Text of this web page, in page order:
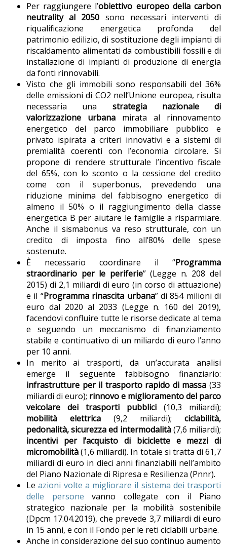
Per raggiungere l’obiettivo europeo della carbon
neutrality al 2050 sono necessari interventi di
riqualificazione energetica profonda del
patrimonio edilizio, di sostituzione degli impianti di
riscaldamento alimentati da combustibili fossili e di
installazione di impianti di produzione di energia
da fonti rinnovabili.
Visto che gli immobili sono responsabili del 36%
delle emissioni di CO2 nell’Unione europea, risulta
necessaria una strategia nazionale di
valorizzazione
urbana mirata al rinnovamento
energetico del parco immobiliare pubblico e
privato ispirata a criteri innovativi e a sistemi di
premialità coerenti con l’economia circolare. Si
propone di rendere strutturale l’incentivo fiscale
del 65%, con lo sconto o la cessione del credito
come con il superbonus, prevedendo una
riduzione minima del fabbisogno energetico di
almeno il 50% o il raggiungimento della classe
energetica B per aiutare le famiglie a risparmiare.
Anche il sismabonus va reso strutturale, con un
credito di imposta fino all’80% delle spese
sostenute.
È necessario coordinare il “Programma
straordinario per le periferie” (Legge n. 208 del
2015) di 2,1 miliardi di euro (in corso di attuazione)
e il “Programma rinascita urbana” di 854 milioni di
euro dal 2020 al 2033 (Legge n. 160 del 2019),
facendovi confluire tutte le risorse dedicate al tema
e seguendo un meccanismo di finanziamento
stabile e continuativo di un miliardo di euro l’anno
per 10 anni.
In merito ai trasporti, da un’accurata analisi
emerge il seguente fabbisogno finanziario:
infrastrutture per il trasporto rapido di massa (33
miliardi di euro); rinnovo e miglioramento del parco
veicolare dei trasporti pubblici (10,3 miliardi);
mobilità elettrica (9,2 miliardi); ciclabilità,
pedonalità, sicurezza ed intermodalità(7,6 miliardi);
incentivi per l’acquisto di biciclette e mezzi di
micromobilità(1,6 miliardi). In totale si tratta di 61,7
miliardi di euro in dieci anni finanziabili nell’ambito
del Piano Nazionale di Ripresa e Resilienza (Pnnr).
Leazioni volte a migliorare il sistema dei trasporti
delle persone vanno collegate con il Piano
strategico nazionale per la mobilità sostenibile
(Dpcm 17.04.2019), che prevede 3,7 miliardi di euro
in 15 anni, e con il Fondo per le reti ciclabili urbane.
Anche in considerazione del suo continuo aumento